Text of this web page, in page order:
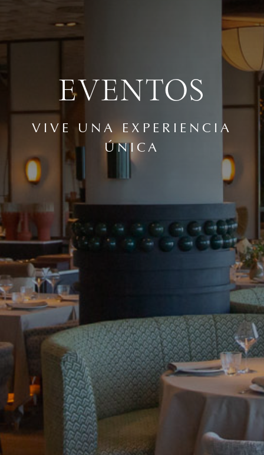
EVENTOS
VIVE UNA EXPERIENCIA
ÚNICA